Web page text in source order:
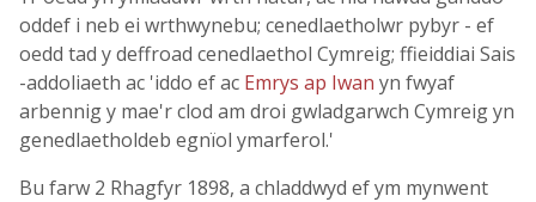
oddef i neb ei wrthwynebu; cenedlaetholwr pybyr - ef
oedd tad y deffroad cenedlaethol Cymreig; ffieiddiai Sais
-addoliaeth ac 'iddo ef ac Emrys ap Iwan yn fwyaf
arbennig y mae'r clod am droi gwladgarwch Cymreig yn
genedlaetholdeb egnïol ymarferol.'
Bu farw 2 Rhagfyr 1898, a chladdwyd ef ym mynwent